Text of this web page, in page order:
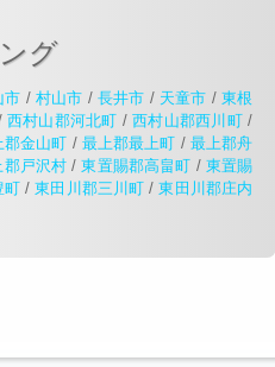
グ
市 / 村山市 / 長井市 / 天童市 / 東根
西村山郡河北町 /西村山郡西川町/
郡金山町 / 最上郡最上町 / 最上郡舟
郡戸沢村 /東置賜郡高畠町 / 東置賜
町 /東田川郡三川町 /東田川郡庄内